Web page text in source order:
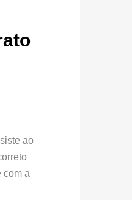
ao
com a